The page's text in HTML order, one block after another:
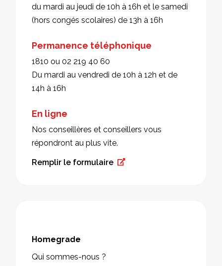
du mardi au jeudi de 10h à 16h et le samedi
(hors congés scolaires) de 13h à 16h
Permanence téléphonique
1810 ou 02 219 40 60
Du mardi au vendredi de 10h à 12h et de
14h à 16h
En ligne
Nos conseillères et conseillers vous
répondront au plus vite.
Remplir le formulaire
Homegrade
Qui sommes-nous ?